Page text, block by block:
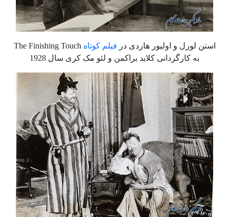
استن لورل و اولیور هاردی در فیلم کوتاه The Finishing Touch
به کارگردانی کلاید براکمن و لئو مک ‌کری سال 1928